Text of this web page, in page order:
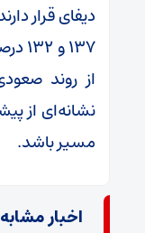
از روند
نشانه‌ای از
مسیر باشد.
اخبار